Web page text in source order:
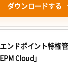
ダウンロードする
エンドポイント特権
EPM Cloud」